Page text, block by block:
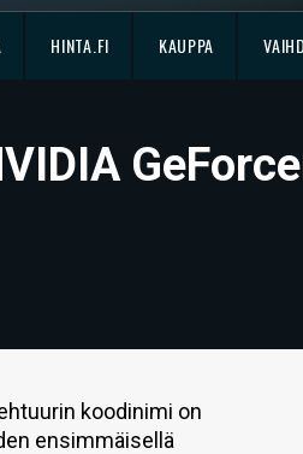
HINTA.FI KAUPPA
koodinimi on
ensimmäisellä